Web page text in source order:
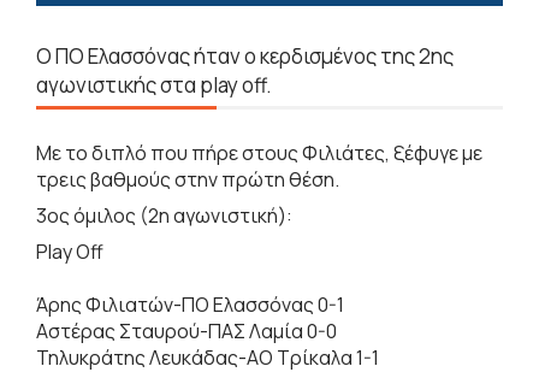
Ο ΠΟ Ελασσόνας ήταν ο κερδισμένος της 2ης
αγωνιστικής στα play off.
Με το διπλό που πήρε στους Φιλιάτες, ξέφυγε με
τρεις βαθμούς στην πρώτη θέση.
3ος όμιλος (2η αγωνιστική):
Play Off
Άρης Φιλιατών-ΠΟ Ελασσόνας 0-1
Αστέρας Σταυρού-ΠΑΣ Λαμία 0-0
Τηλυκράτης Λευκάδας-ΑΟ Τρίκαλα 1-1